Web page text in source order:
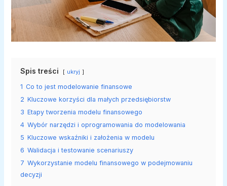
Spis treści ukryj
1 Co to jest modelowanie finansowe
2 Kluczowe korzyści dla małych przedsiębiorstw
3 Etapy tworzenia modelu finansowego
4 Wybór narzędzi i oprogramowania do modelowania
5 Kluczowe wskaźniki i założenia w modelu
6 Walidacja i testowanie scenariuszy
7 Wykorzystanie modelu finansowego w podejmowaniu
decyzji